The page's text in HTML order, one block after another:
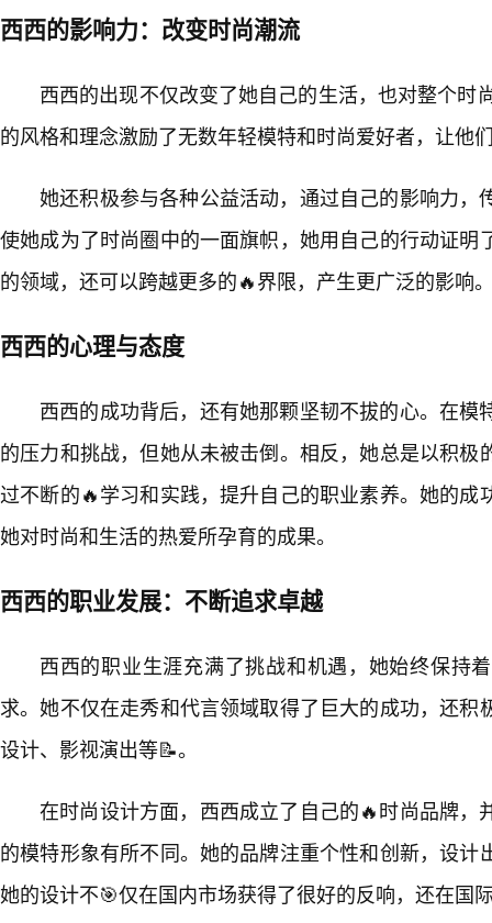
西西的影响力：改变时尚潮流
西西的出现不仅改变了她自己的生活，也对整个时
的风格和理念激励了无数年轻模特和时尚爱好者，让他
她还积极参与各种公益活动，通过自己的影响力，
使她成为了时尚圈中的一面旗帜，她用自己的行动证明
的领域，还可以跨越更多的🔥界限，产生更广泛的影响
西西的心理与态度
西西的成功背后，还有她那颗坚韧不拔的心。在模
的压力和挑战，但她从未被击倒。相反，她总是以积极
过不断的🔥学习和实践，提升自己的职业素养。她的成
她对时尚和生活的热爱所孕育的成果。
西西的职业发展：不断追求卓越
西西的职业生涯充满了挑战和机遇，她始终保持
求。她不仅在走秀和代言领域取得了巨大的成功，还积
设计、影视演出等📝。
在时尚设计方面，西西成立了自己的🔥时尚品牌，
的模特形象有所不同。她的品牌注重个性和创新，设计
她的设计不🎯仅在国内市场获得了很好的反响，还在国